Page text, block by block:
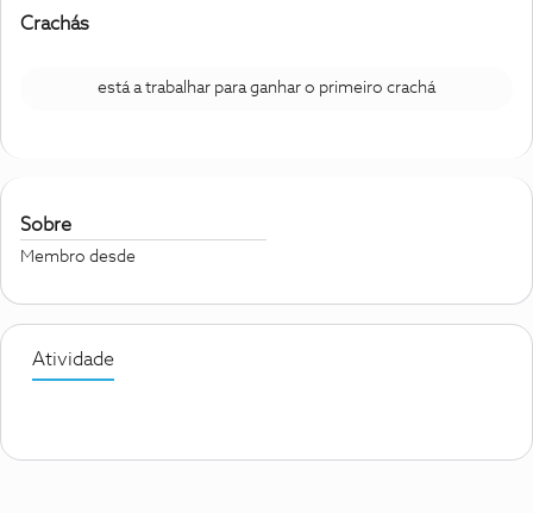
Crachás
está a trabalhar para ganhar o primeiro crachá
Sobre
Membro desde
Atividade